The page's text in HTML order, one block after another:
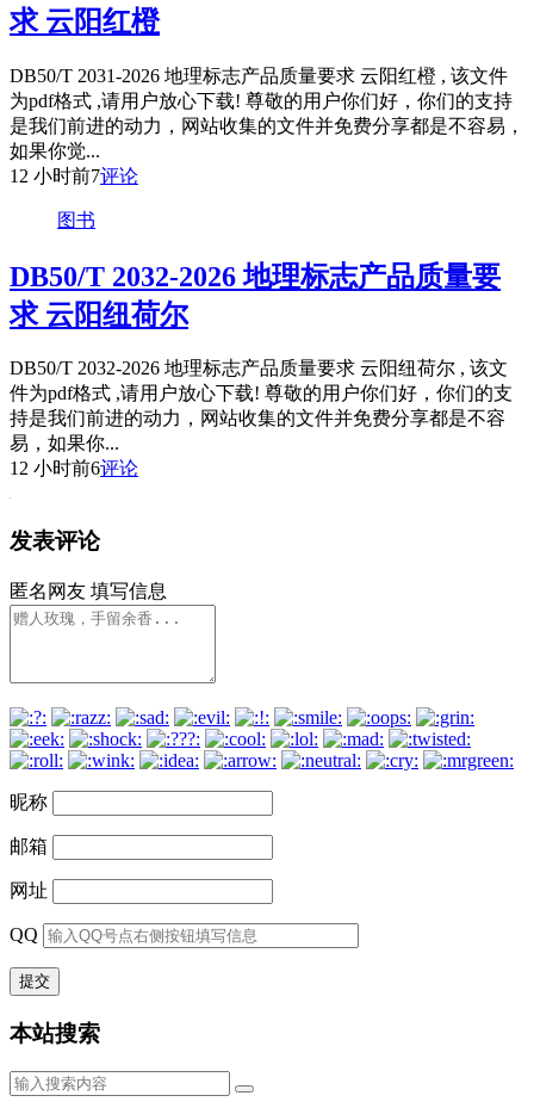
求 云阳红橙
DB50/T 2031-2026 地理标志产品质量要求 云阳红橙 , 该文件
为pdf格式 ,请用户放心下载! 尊敬的用户你们好，你们的支持
是我们前进的动力，网站收集的文件并免费分享都是不容易，
如果你觉...
12 小时前7评论
图书
DB50/T 2032-2026 地理标志产品质量要
求 云阳纽荷尔
DB50/T 2032-2026 地理标志产品质量要求 云阳纽荷尔 , 该文
件为pdf格式 ,请用户放心下载! 尊敬的用户你们好，你们的支
持是我们前进的动力，网站收集的文件并免费分享都是不容
易，如果你...
12 小时前6评论
发表评论
匿名网友 填写信息
昵称
邮箱
网址
QQ
本站搜索